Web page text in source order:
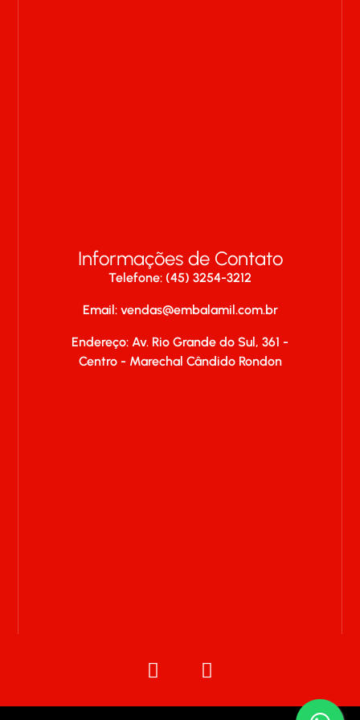
Informações de Contato
Telefone: (45) 3254-3212
Email: vendas@embalamil.com.br
Endereço: Av. Rio Grande do Sul, 361 -
Centro - Marechal Cândido Rondon